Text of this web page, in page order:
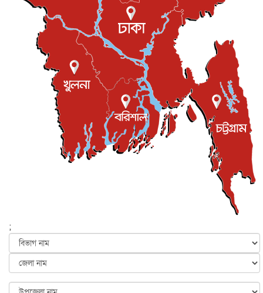
ইউকে কমিউনিটি ৫ আগস্ট, ২০২৬
প্রধানমন্ত্রীকে সৌদি আরব সফরের আমন্ত্রণ
জাতীয় ৫ আগস্ট, ২০২৬
জুলাই গণ-অভ্যুত্থান দিবস আজ, স্মরণে দেশজুড়ে কর্মসূচি
জাতীয় ৫ আগস্ট, ২০২৬
জনগণ পরিবর্তন চেয়েছে বলেই জুলাই আন্দোলন সফল :
৫ আগস্ট, ২০২৬
বেনজীর আহমেদের সঙ্গে পরীমনির ঘনিষ্ঠ সম্পর্ক ছিল : নাসির
মাহম...
জাতীয় ৫ আগস্ট, ২০২৬
হরমুজ নিয়ে ইরান-মার্কিন চুক্তি হতে পারে আজ : মার্কিন অর্থমন...
৫ আগস্ট, ২০২৬
পৃথিবীর দিকে আসছে বিধ্বংসী বস্তু, পারমাণবিক বোমা দিয়ে করা
আন্তর্জাতিক ৫ আগস্ট, ২০২৬
কেনিয়ায় ১৫ হাতির রহস্যজনক মৃত্যু, সন্দেহের মুখে কীটনাশকের
;